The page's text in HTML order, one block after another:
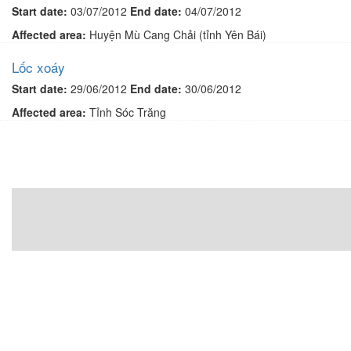
Start date: 03/07/2012 End date: 04/07/2012
Affected area: Huyện Mù Cang Chải (tỉnh Yên Bái)
Lốc xoáy
Start date: 29/06/2012 End date: 30/06/2012
Affected area: Tỉnh Sóc Trăng